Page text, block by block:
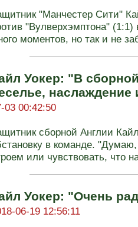
"Манчестер Сити"
"Вулверхэмптона"
моментов, но так и не
Уокер: "В
наслаждение
03 00:42:50
сборной Англии
в команде.
или чувствовать, что
Уокер: "Очень
06-19 12:56:11